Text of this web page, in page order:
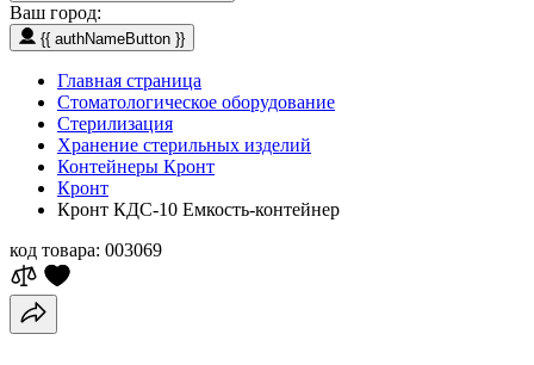
Ваш город:
{{ authNameButton }}
Главная страница
Стоматологическое оборудование
Стерилизация
Хранение стерильных изделий
Контейнеры Кронт
Кронт
Кронт КДС-10 Емкость-контейнер
код товара: 003069